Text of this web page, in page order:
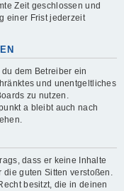
Zeit geschlossen und
einer Frist jederzeit
dem Betreiber ein
und unentgeltliches
zu nutzen.
a bleibt auch nach
dass er keine Inhalte
guten Sitten verstoßen.
besitzt, die in deinen